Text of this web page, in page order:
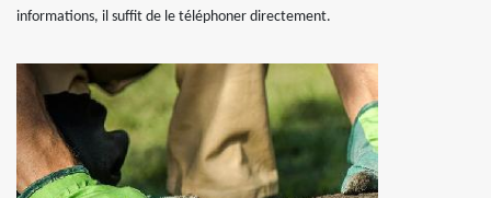
informations, il suffit de le téléphoner directement.